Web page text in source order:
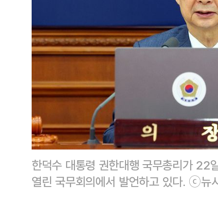
한덕수 대통령 권한대행 국무총리가 22
열린 국무회의에서 발언하고 있다. ⓒ뉴